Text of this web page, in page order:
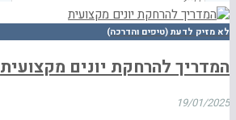
לא מזיק לדעת (טיפים והדרכה)
המדריך להרחקת יונים מקצועית
19/01/2025